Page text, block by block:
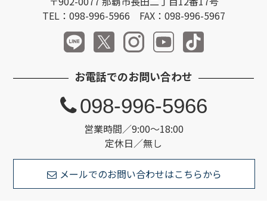
TEL：098-996-5966 FAX：098-996-5967
お電話でのお問い合わせ
営業時間／9:00～18:00
定休日／無し
098-996-5966
メールでのお問い合わせはこちらから